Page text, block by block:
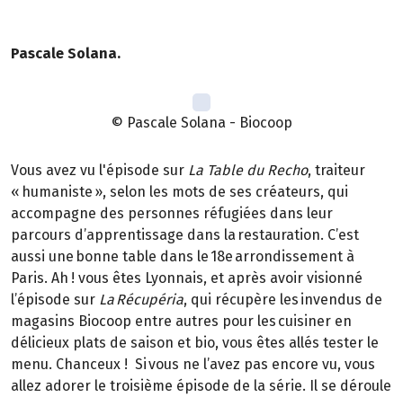
Pascale Solana.
© Pascale Solana - Biocoop
Vous avez vu l'épisode sur La Table du Recho, traiteur
« humaniste », selon les mots de ses créateurs, qui
accompagne des personnes réfugiées dans leur
parcours d’apprentissage dans la restauration. C’est
aussi une bonne table dans le 18e arrondissement à
Paris. Ah ! vous êtes Lyonnais, et après avoir visionné
l’épisode sur La Récupéria, qui récupère les invendus de
magasins Biocoop entre autres pour les cuisiner en
délicieux plats de saison et bio, vous êtes allés tester le
menu. Chanceux ! Si vous ne l’avez pas encore vu, vous
allez adorer le troisième épisode de la série. Il se déroule